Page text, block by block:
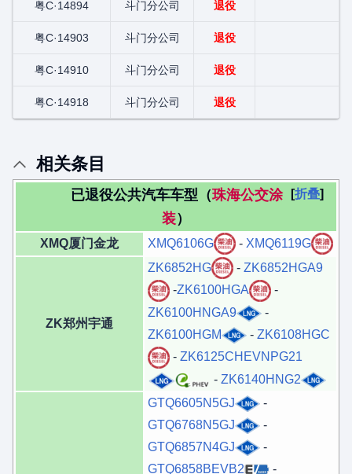
粤C·14894 斗门分公司 退役
粤C·14903 斗门分公司 退役
粤C·14910 斗门分公司 退役
粤C·14918 斗门分公司 退役
相关条目
折叠
已退役公共汽车车型（珠海公交涂
装）
XMQ厦门金龙 XMQ6106G - XMQ6119G
ZK郑州宇通
ZK6852HG - ZK6852HGA9
-ZK6100HGA
-
ZK6100HNGA9
-
ZK6100HGM
- ZK6108HGC
- ZK6125CHEVNPG21
- ZK6140HNG2
GTQ6605N5GJ
-
GTQ6768N5GJ
-
GTQ6857N4GJ
-
GTQ6858BEVB2
-